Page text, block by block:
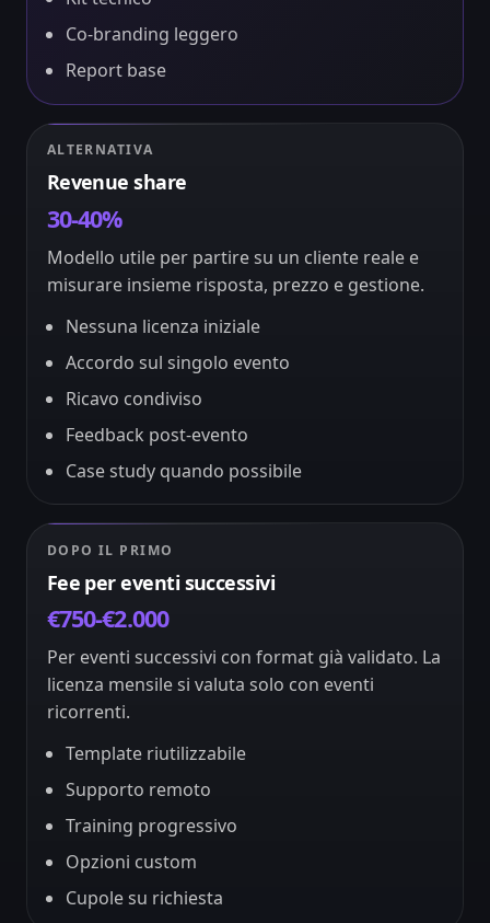
Co-branding leggero
Report base
ALTERNATIVA
Revenue share
30-40%
Modello utile per partire su un cliente reale e
misurare insieme risposta, prezzo e gestione.
Nessuna licenza iniziale
Accordo sul singolo evento
Ricavo condiviso
Feedback post-evento
Case study quando possibile
DOPO IL PRIMO
Fee per eventi successivi
€750-€2.000
Per eventi successivi con format già validato. La
licenza mensile si valuta solo con eventi
ricorrenti.
Template riutilizzabile
Supporto remoto
Training progressivo
Opzioni custom
Cupole su richiesta